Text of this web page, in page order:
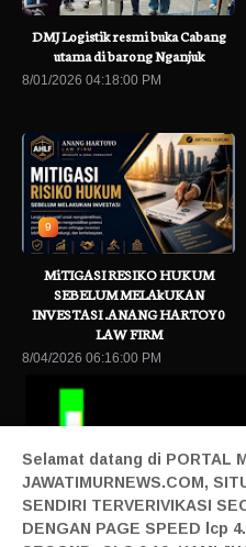
DMJ Logistik resmi buka Cabang
utama di barong Nganjuk
8/01/2026 04:18:00 PM
9
MiTIGASI RESIKO HUKUM
SEBELUM MELAkUKAN
INVESTASI .ANANG HARTOY0
LAW FIRM
8/04/2026 06:16:00 PM
Selamat datang di PORTAL
JAWATIMURNEWS.COM,
SENDIRI TERVERIVIKASI
DENGAN PAGE SPEED lcp